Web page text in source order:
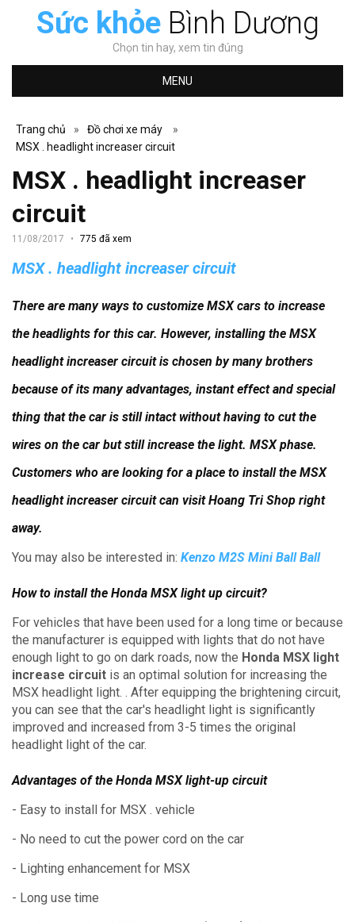
Sức khỏeBình Dương
Chọn tin hay, xem tin đúng
MENU
Trang chủ » Đồ chơi xe máy
»
MSX . headlight increaser circuit
MSX . headlight increaser
circuit
11/08/2017 775 đã xem
MSX . headlight increaser circuit
There are many ways to customize MSX cars to increase
the headlights for this car. However, installing the MSX
headlight increaser circuit is chosen by many brothers
because of its many advantages, instant effect and special
thing that the car is still intact without having to cut the
wires on the car but still increase the light. MSX phase.
Customers who are looking for a place to install the MSX
headlight increaser circuit can visit Hoang Tri Shop right
away.
You may also be interested in: Kenzo M2S Mini Ball Ball
How to install the Honda MSX light up circuit?
For vehicles that have been used for a long time or because
the manufacturer is equipped with lights that do not have
enough light to go on dark roads, now the Honda MSX light
increase circuit is an optimal solution for increasing the
MSX headlight light. . After equipping the brightening circuit,
you can see that the car's headlight light is significantly
improved and increased from 3-5 times the original
headlight light of the car.
Advantages of the Honda MSX light-up circuit
- Easy to install for MSX . vehicle
- No need to cut the power cord on the car
- Lighting enhancement for MSX
- Long use time